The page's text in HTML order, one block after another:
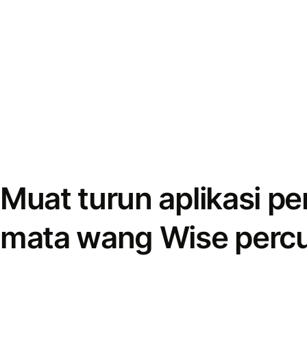
Muat turun aplikasi
mata wang Wise